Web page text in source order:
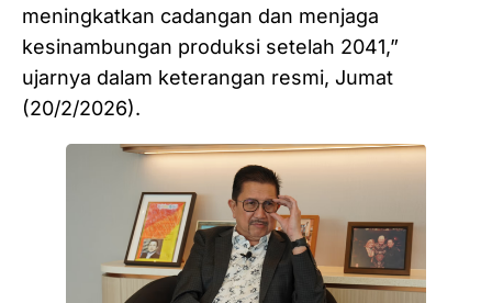
meningkatkan cadangan dan menjaga
kesinambungan produksi setelah 2041,”
ujarnya dalam keterangan resmi, Jumat
(20/2/2026).